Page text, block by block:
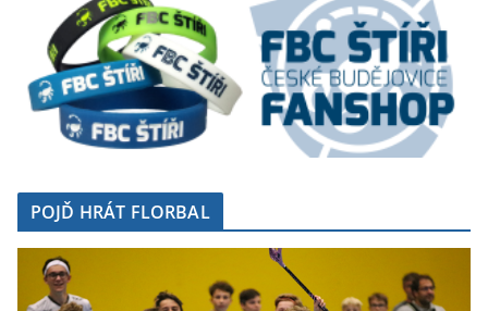
POJĎ HRÁT FLORBAL